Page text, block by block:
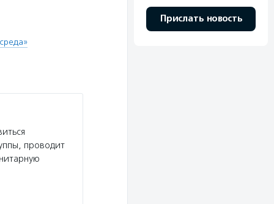
проводит
Прислать новость